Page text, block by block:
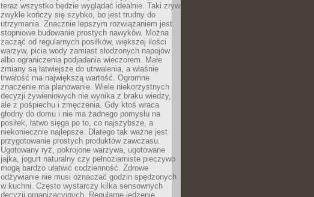
teraz wszystko będzie wyglądać idealnie. Taki zryw
zwykle kończy się szybko, bo jest trudny do
utrzymania. Znacznie lepszym rozwiązaniem jest
stopniowe budowanie prostych nawyków. Można
zacząć od regularnych posiłków, większej ilości
warzyw, picia wody zamiast słodzonych napojów
albo ograniczenia podjadania wieczorem. Małe
zmiany są łatwiejsze do utrwalenia, a właśnie
trwałość ma największą wartość. Ogromne
znaczenie ma planowanie. Wiele niekorzystnych
decyzji żywieniowych nie wynika z braku wiedzy,
ale z pośpiechu i zmęczenia. Gdy ktoś wraca
głodny do domu i nie ma żadnego pomysłu na
posiłek, łatwo sięga po to, co najszybsze, a
niekoniecznie najlepsze. Dlatego tak ważne jest
przygotowanie prostych produktów zawczasu.
Ugotowany ryż, pokrojone warzywa, ugotowane
jajka, jogurt naturalny czy pełnoziarniste pieczywo
mogą bardzo ułatwić codzienność. Zdrowe
odżywianie nie musi oznaczać godzin spędzonych
w kuchni. Często wystarczy kilka sensownych
decyzji organizacyjnych. Regularne jedzenie